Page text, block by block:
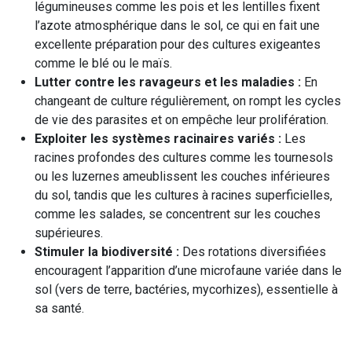
légumineuses comme les pois et les lentilles fixent
l’azote atmosphérique dans le sol, ce qui en fait une
excellente préparation pour des cultures exigeantes
comme le blé ou le maïs.
Lutter contre les ravageurs et les maladies : En
changeant de culture régulièrement, on rompt les cycles
de vie des parasites et on empêche leur prolifération.
Exploiter les systèmes racinaires variés : Les
racines profondes des cultures comme les tournesols
ou les luzernes ameublissent les couches inférieures
du sol, tandis que les cultures à racines superficielles,
comme les salades, se concentrent sur les couches
supérieures.
Stimuler la biodiversité : Des rotations diversifiées
encouragent l’apparition d’une microfaune variée dans le
sol (vers de terre, bactéries, mycorhizes), essentielle à
sa santé.